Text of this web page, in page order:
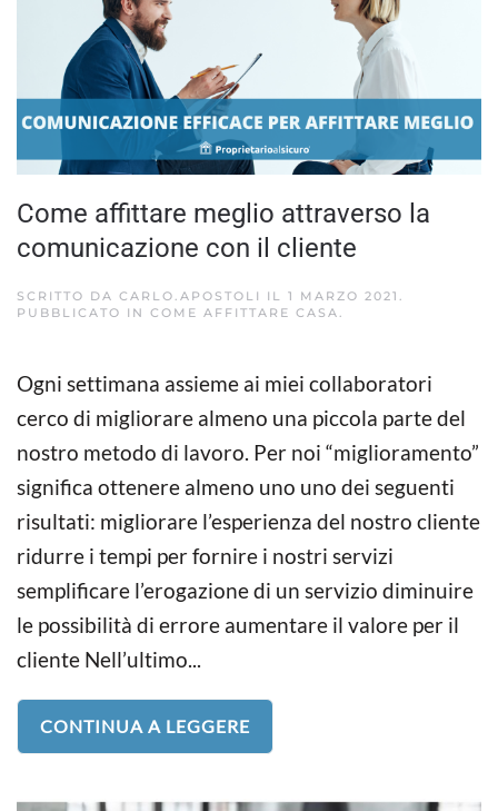
Come affittare meglio attraverso la
comunicazione con il cliente
SCRITTO DA CARLO.APOSTOLI IL 1 MARZO 2021
PUBBLICATO IN COME AFFITTARE CASA
Ogni settimana assieme ai miei collaboratori
cerco di migliorare almeno una piccola parte del
nostro metodo di lavoro. Per noi “miglioramento”
significa ottenere almeno uno uno dei seguenti
risultati: migliorare l’esperienza del nostro cliente
ridurre i tempi per fornire i nostri servizi
semplificare l’erogazione di un servizio diminuire
le possibilità di errore aumentare il valore per il
cliente Nell’ultimo...
CONTINUA A LEGGERE